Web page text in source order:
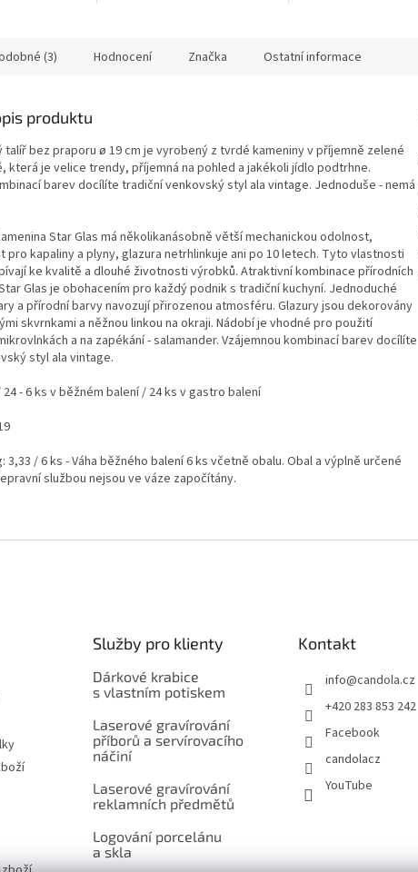
(3) Hodnocení Značka Ostatní informace
produktu
talíř bez praporu ø 19 cm je vyrobený z tvrdé kameniny v příjemně zelené
která je velice trendy, příjemná na pohled a jakékoli jídlo podtrhne.
barev docílíte tradiční venkovský styl ala vintage. Jednoduše - nemá
Star Glas má několikanásobně větší mechanickou odolnost,
pro kapaliny a plyny, glazura netrhlinkuje ani po 10 letech. Tyto vlastnosti
ke kvalitě a dlouhé životnosti výrobků. Atraktivní kombinace přírodních
Glas je obohacením pro každý podnik s tradiční kuchyní. Jednoduché
a přírodní barvy navozují přirozenou atmosféru. Glazury jsou dekorovány
skvrnkami a něžnou linkou na okraji. Nádobí je vhodné pro použití
a na zapékání - salamander. Vzájemnou kombinací barev docílíte
styl ala vintage.
24 - 6 ks v běžném balení / 24 ks v gastro balení
3,33 / 6 ks - Váha běžného balení 6 ks včetně obalu. Obal a výplně určené
službou nejsou ve váze započítány.
Služby pro klienty
Dárkové krabice
s vlastním potiskem
Laserové gravírování
příborů a servírovacího
náčiní
Laserové gravírování
reklamních předmětů
Logování porcelánu
a skla
Kontakt
info@candola.cz
+420 283 853 242
Facebook
candolacz
YouTube